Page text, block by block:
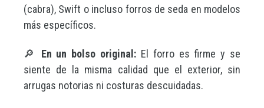
(cabra), Swift o incluso forros de seda en modelos
más específicos.
🔎 En un bolso original: El forro es firme y se
siente de la misma calidad que el exterior, sin
arrugas notorias ni costuras descuidadas.